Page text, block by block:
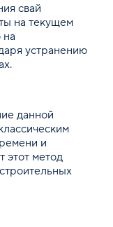
свай
на текущем
на
устранению
данной
и
этот метод